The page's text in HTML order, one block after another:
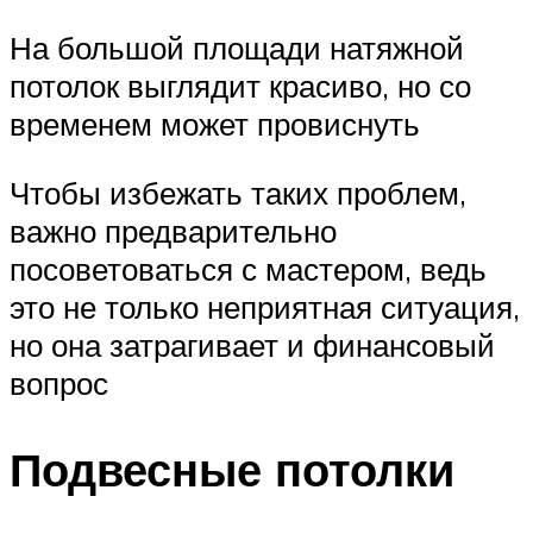
На большой площади натяжной
потолок выглядит красиво, но со
временем может провиснуть
Чтобы избежать таких проблем,
важно предварительно
посоветоваться с мастером, ведь
это не только неприятная ситуация,
но она затрагивает и финансовый
вопрос
Подвесные потолки